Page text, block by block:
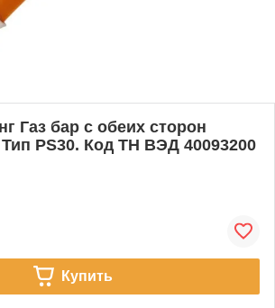
Газ бар с обеих сторон
PS30. Код ТН ВЭД 40093200
Купить